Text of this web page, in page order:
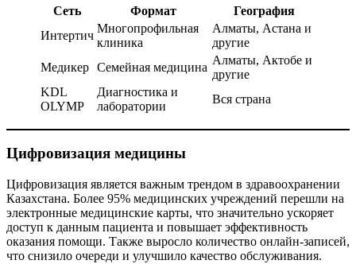
Сеть Формат
География
Интертич
Многопрофильная
клиника
Алматы, Астана и
другие
Медикер Семейная медицина
Алматы, Актобе и
другие
KDL
OLYMP
Диагностика и
лаборатории
Вся страна
Цифровизация медицины
Цифровизация является важным трендом в здравоохранении
Казахстана. Более 95% медицинских учреждений перешли на
электронные медицинские карты, что значительно ускоряет
доступ к данным пациента и повышает эффективность
оказания помощи. Также выросло количество онлайн-записей,
что снизило очереди и улучшило качество обслуживания.